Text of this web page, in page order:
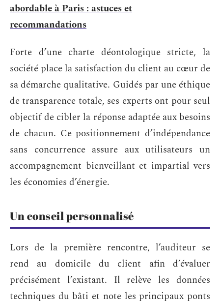
abordable à Paris : astuces et
recommandations
Forte d’une charte déontologique stricte, la
société place la satisfaction du client au cœur de
sa démarche qualitative. Guidés par une éthique
de transparence totale, ses experts ont pour seul
objectif de cibler la réponse adaptée aux besoins
de chacun. Ce positionnement d’indépendance
sans concurrence assure aux utilisateurs un
accompagnement bienveillant et impartial vers
les économies d’énergie.
Un conseil personnalisé
Lors de la première rencontre, l’auditeur se
rend au domicile du client afin d’évaluer
précisément l’existant. Il relève les données
techniques du bâti et note les principaux ponts